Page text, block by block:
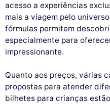
acesso a experiências
mais a viagem pelo
fórmulas permitem
especialmente para
impressionante.
Quanto aos preços, várias
propostas para atender
bilhetes para crianças